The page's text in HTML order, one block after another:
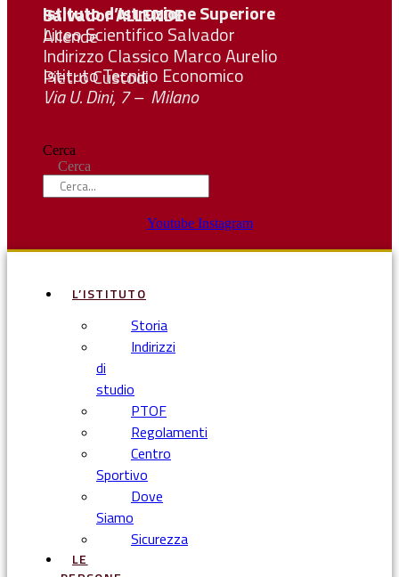
Istituto d’Istruzione Superiore SalvadorALLENDE
Liceo Scientifico Salvador Allende
Indirizzo Classico Marco Aurelio
Istituto Tecnico Economico Pietro Custodi
Via U. Dini, 7 – Milano
Cerca
Cerca
Youtube Instagram
L’ISTITUTO
Storia
Indirizzi
di
studio
PTOF
Regolamenti
Centro
Sportivo
Dove
Siamo
Sicurezza
LE